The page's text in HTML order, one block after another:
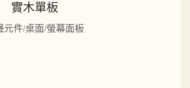
實木單板
元件/桌面/螢幕面板